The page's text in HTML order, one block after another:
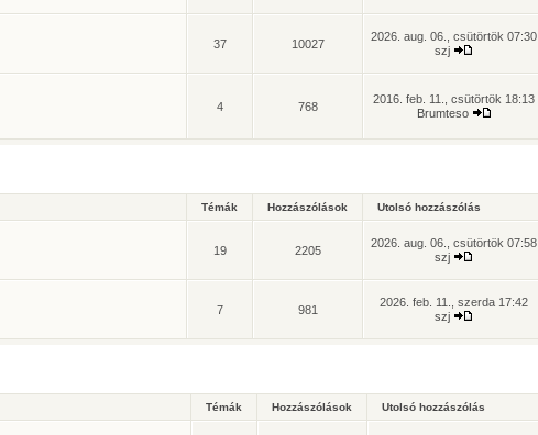
37 10027
2026. aug. 06., csütörtök 07:30
szj
4 768
2016. feb. 11., csütörtök 18:13
Brumteso
Témák Hozzászólások Utolsó hozzászólás
19 2205
2026. aug. 06., csütörtök 07:58
szj
7 981
2026. feb. 11., szerda 17:42
szj
Témák Hozzászólások Utolsó hozzászólás